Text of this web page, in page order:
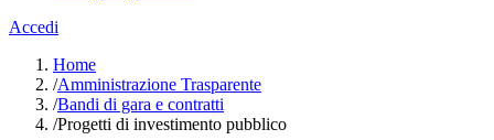
Accedi
Home
/Amministrazione Trasparente
/Bandi di gara e contratti
/Progetti di investimento pubblico